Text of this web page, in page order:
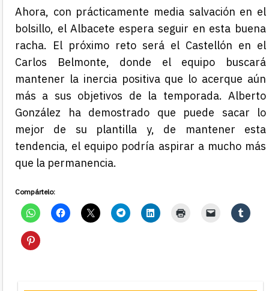
Ahora, con prácticamente media salvación en el
bolsillo, el Albacete espera seguir en esta buena
racha. El próximo reto será el Castellón en el
Carlos Belmonte, donde el equipo buscará
mantener la inercia positiva que lo acerque aún
más a sus objetivos de la temporada. Alberto
González ha demostrado que puede sacar lo
mejor de su plantilla y, de mantener esta
tendencia, el equipo podría aspirar a mucho más
que la permanencia.
Compártelo: